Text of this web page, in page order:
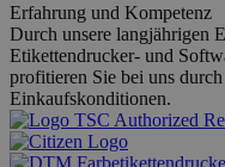
Erfahrung und Kompetenz
Durch unsere langjährigen
Etikettendrucker- und
profitieren Sie bei uns
Einkaufskonditionen.